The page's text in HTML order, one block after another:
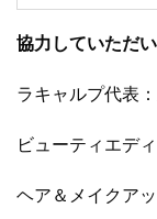
協力していただ
ラキャルプ代表
ビューティエデ
ヘア＆メイクア